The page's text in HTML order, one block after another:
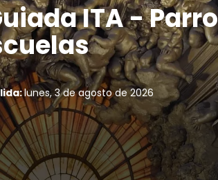
ITA -
lunes, 3 de agosto de 2026